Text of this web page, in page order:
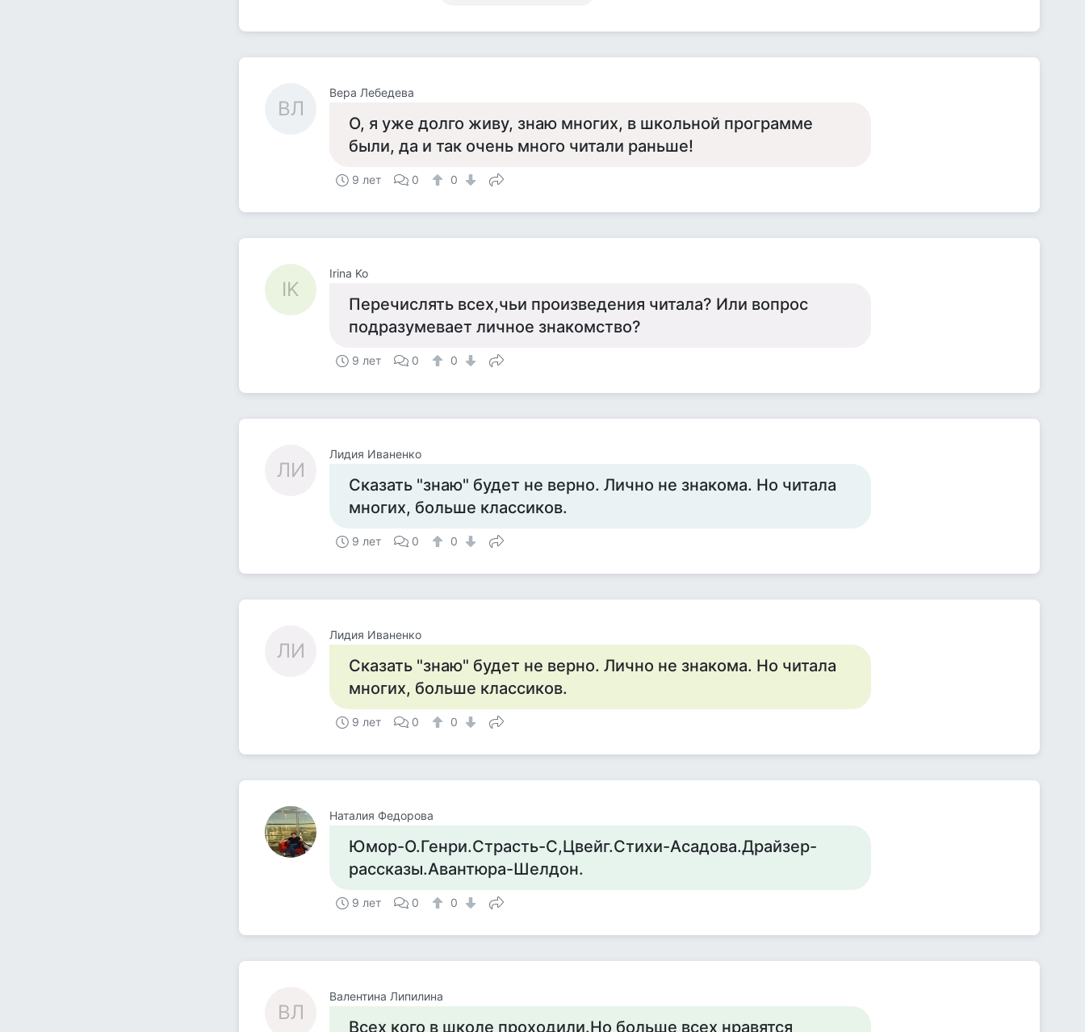
ВЛ
Вера Лебедева
О, я уже долго живу, знаю многих, в школьной программе
были, да и так очень много читали раньше!
9 лет 0 0
IK
Irina Ko
Перечислять всех,чьи произведения читала? Или вопрос
подразумевает личное знакомство?
9 лет 0 0
ЛИ
Лидия Иваненко
Сказать "знаю" будет не верно. Лично не знакома. Но читала
многих, больше классиков.
9 лет 0 0
ЛИ
Лидия Иваненко
Сказать "знаю" будет не верно. Лично не знакома. Но читала
многих, больше классиков.
9 лет 0 0
Наталия Федорова
Юмор-О.Генри.Страсть-С,Цвейг.Стихи-Асадова.Драйзер-
рассказы.Авантюра-Шелдон.
9 лет 0 0
ВЛ
Валентина Липилина
Всех кого в школе проходили.Но больше всех нравятся